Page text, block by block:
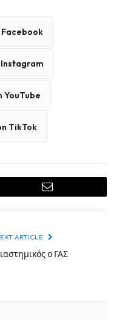
YouTube
TikTok
Email
ARTICLE
ο ΓΑΣ